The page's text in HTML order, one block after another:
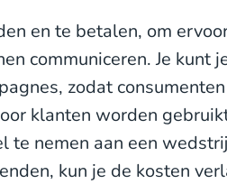
en te betalen, om
communiceren. Je kunt
zodat
klanten worden
te nemen aan een
kun je de kosten